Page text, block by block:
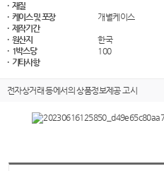
· 재질
· 케이스 및 포장
개별케이스
· 제작기간
· 원산지
한국
· 1박스당
100
· 기타사항
전자상거래 등에서의 상품정보제공 고시